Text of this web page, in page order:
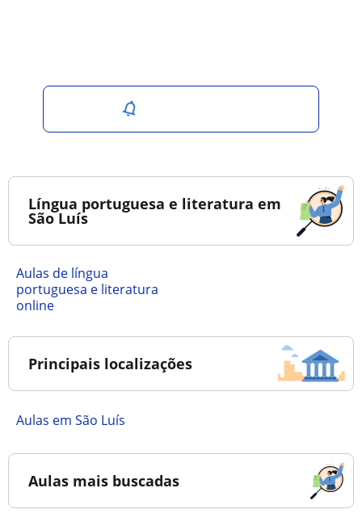
Língua portuguesa e literatura em
São Luís
Aulas de língua
portuguesa e literatura
online
Principais localizações
Aulas em São Luís
Aulas mais buscadas